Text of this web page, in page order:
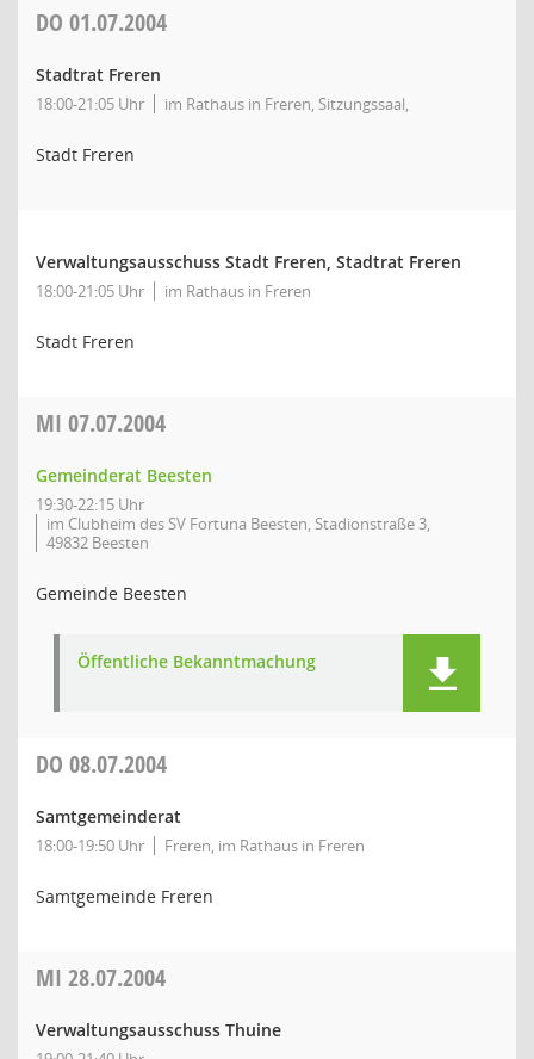
DO 01.07.2004
Stadtrat Freren
18:00-21:05 Uhr im Rathaus in Freren, Sitzungssaal,
Stadt Freren
Verwaltungsausschuss Stadt Freren, Stadtrat Freren
18:00-21:05 Uhr im Rathaus in Freren
Stadt Freren
MI 07.07.2004
Gemeinderat Beesten
19:30-22:15 Uhr
im Clubheim des SV Fortuna Beesten, Stadionstraße 3,
49832 Beesten
Gemeinde Beesten
Öffentliche Bekanntmachung
DO 08.07.2004
Samtgemeinderat
18:00-19:50 Uhr Freren, im Rathaus in Freren
Samtgemeinde Freren
MI 28.07.2004
Verwaltungsausschuss Thuine